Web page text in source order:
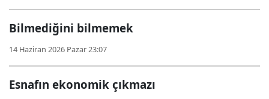
Bilmediğini bilmemek
14 Haziran 2026 Pazar 23:07
Esnafın ekonomik çıkmazı